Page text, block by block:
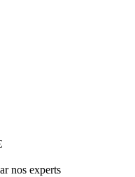
nos experts